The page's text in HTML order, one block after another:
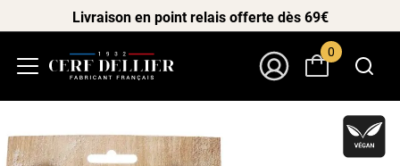
Livraison en point relais offerte dès 69€
0